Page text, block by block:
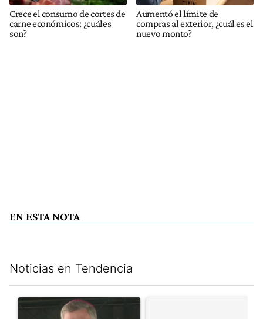
Crece el consumo de cortes de
carne económicos: ¿cuáles
son?
Aumentó el límite de
compras al exterior, ¿cuál es el
nuevo monto?
EN ESTA NOTA
Noticias en Tendencia
Un artículo de tendencia con el título "García Cuerva